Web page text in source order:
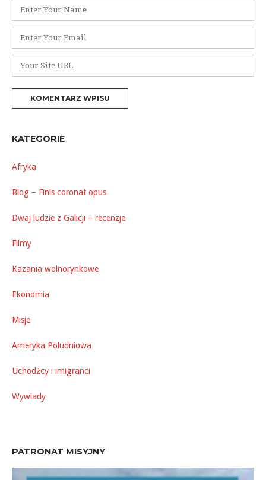
*
e-
internetowa
KATEGORIE
Afryka
Blog – Finis coronat opus
Dwaj ludzie z Galicji – recenzje
Filmy
Kazania wolnorynkowe
Ekonomia
Misje
Ameryka Południowa
Uchodźcy i imigranci
Wywiady
PATRONAT MISYJNY